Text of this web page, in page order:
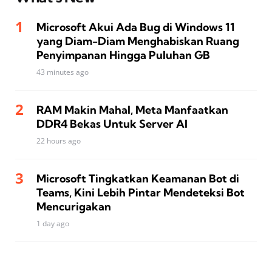
Microsoft Akui Ada Bug di Windows 11
yang Diam-Diam Menghabiskan Ruang
Penyimpanan Hingga Puluhan GB
43 minutes ago
RAM Makin Mahal, Meta Manfaatkan
DDR4 Bekas Untuk Server AI
22 hours ago
Microsoft Tingkatkan Keamanan Bot di
Teams, Kini Lebih Pintar Mendeteksi Bot
Mencurigakan
1 day ago